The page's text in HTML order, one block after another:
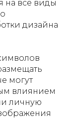
на все виды
дизайна
могут
влиянием
личную